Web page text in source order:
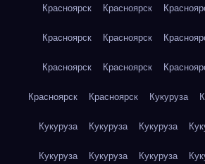
Красноярск Красноярск
Красноярск Красноярск
Красноярск Красноярск
Красноярск Красноярск Кукуруза
Кукуруза Кукуруза Кукуруза
Кукуруза Кукуруза Кукуруза